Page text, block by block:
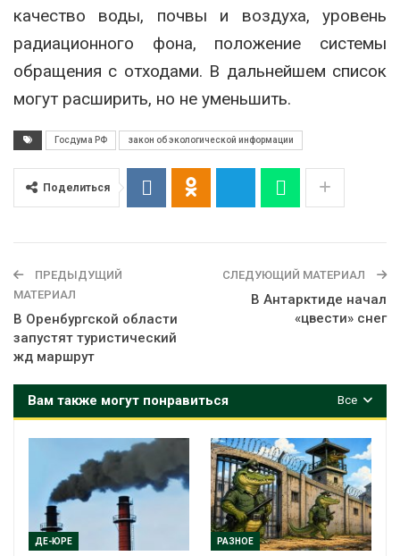
качество воды, почвы и воздуха, уровень
радиационного фона, положение системы
обращения с отходами. В дальнейшем список
могут расширить, но не уменьшить.
Госдума РФ закон об экологической информации
Поделиться
ПРЕДЫДУЩИЙ
МАТЕРИАЛ
В Оренбургской области
запустят туристический
жд маршрут
СЛЕДУЮЩИЙ МАТЕРИАЛ
В Антарктиде начал
«цвести» снег
Все
Вам также могут понравиться
ДЕ-ЮРЕ РАЗНОЕ